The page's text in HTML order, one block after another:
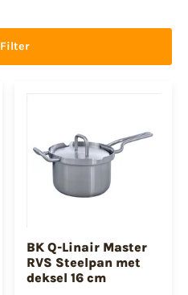
Filter
BK Q-Linair Master
RVS Steelpan met
deksel 16 cm